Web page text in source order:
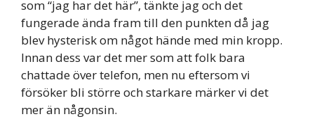
som “jag har det här”, tänkte jag och det
fungerade ända fram till den punkten då jag
blev hysterisk om något hände med min kropp.
Innan dess var det mer som att folk bara
chattade över telefon, men nu eftersom vi
försöker bli större och starkare märker vi det
mer än någonsin.